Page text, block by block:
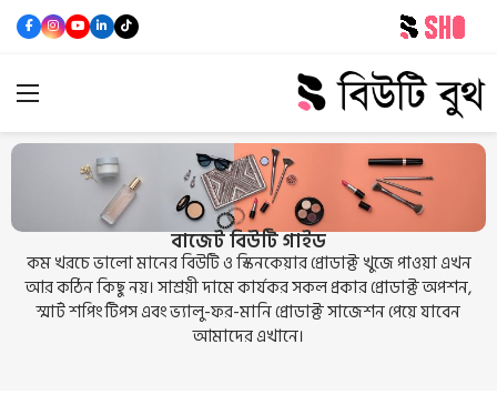
বাজেট বিউটি গাইড
কম খরচে ভালো মানের বিউটি ও স্কিনকেয়ার প্রোডাক্ট খুজে পাওয়া এখন
আর কঠিন কিছু নয়। সাশ্রয়ী দামে কার্যকর সকল প্রকার প্রোডাক্ট অপশন,
স্মার্ট শপিং টিপস এবং ভ্যালু-ফর-মানি প্রোডাক্ট সাজেশন পেয়ে যাবেন
আমাদের এখানে।